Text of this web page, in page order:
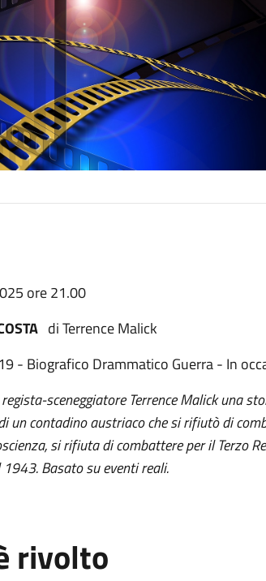
ore 21.00
di Terrence Malick
- Biografico Drammatico Guerra - In
sceneggiatore Terrence Malick una
un contadino austriaco che si rifiutò di
si rifiuta di combattere per il Terzo
Basato su eventi reali.
rivolto